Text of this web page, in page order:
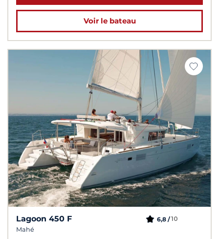
Voir le bateau
Lagoon 450 F
Mahé
6,8 /10